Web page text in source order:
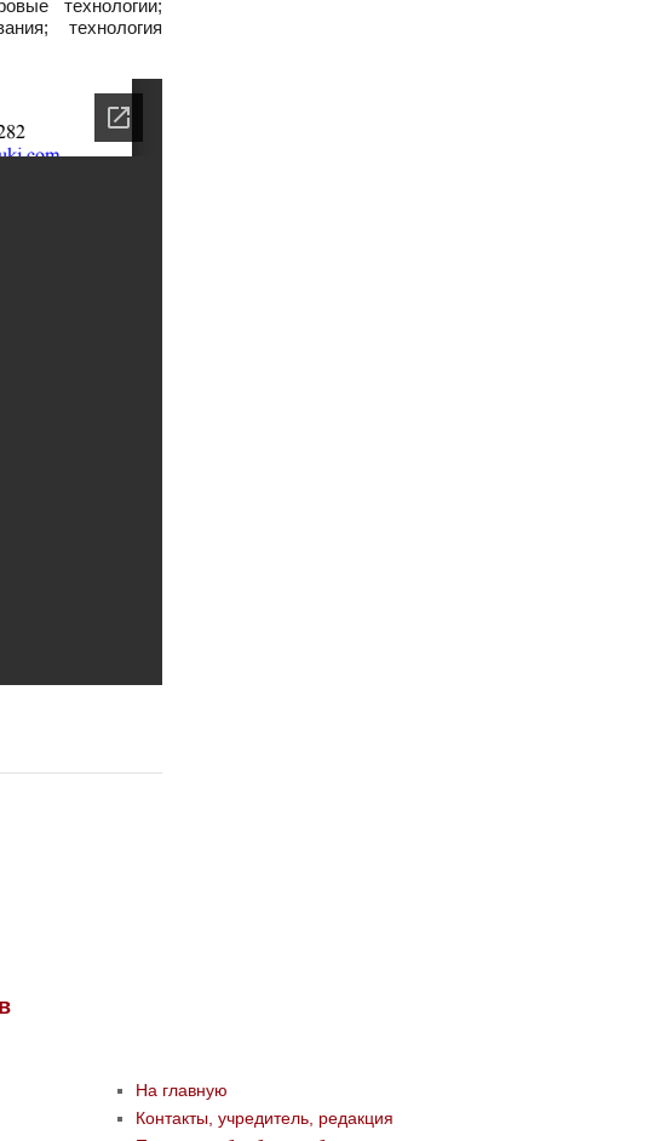
технологии;
технология
На главную
Контакты, учредитель, редакция